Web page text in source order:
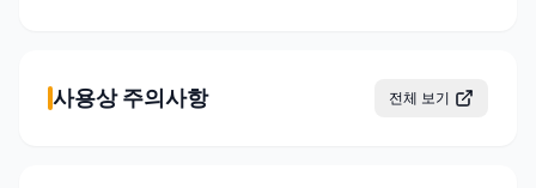
사용상 주의사항 전체 보기